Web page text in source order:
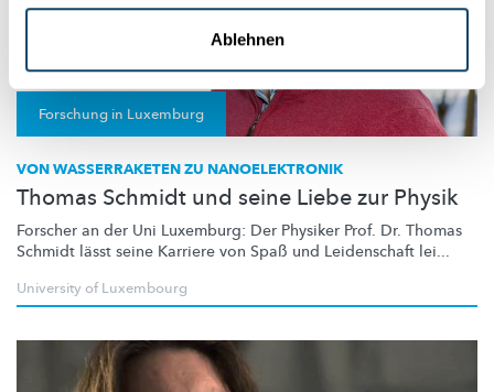
Ablehnen
Forschung in Luxemburg
VON WASSERRAKETEN ZU NANOELEKTRONIK
Thomas Schmidt und seine Liebe zur Physik
Forscher an der Uni Luxemburg: Der Physiker Prof. Dr. Thomas
Schmidt lässt seine Karriere von Spaß und Leidenschaft lei...
University of Luxembourg